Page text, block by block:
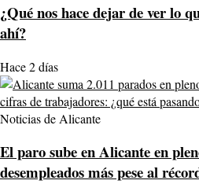
¿Qué nos hace dejar de ver lo
ahí?
Hace 2 días
Noticias de Alicante
El paro sube en Alicante en
desempleados más pese al